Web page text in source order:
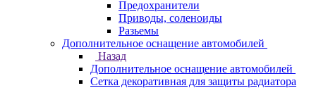
Предохранители
Приводы, соленоиды
Разьемы
Дополнительное оснащение автомобилей
Назад
Дополнительное оснащение автомобилей
Сетка декоративная для защиты радиатора